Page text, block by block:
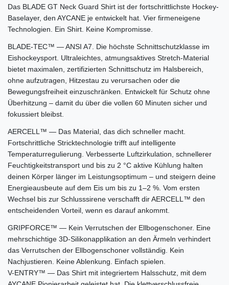
Das BLADE GT Neck Guard Shirt ist der fortschrittlichste Hockey-
Baselayer, den AYCANE je entwickelt hat. Vier firmeneigene
Technologien. Ein Shirt. Keine Kompromisse.
BLADE-TEC™ — ANSI A7. Die höchste Schnittschutzklasse im
Eishockeysport. Ultraleichtes, atmungsaktives Stretch-Material
bietet maximalen, zertifizierten Schnittschutz im Halsbereich,
ohne aufzutragen, Hitzestau zu verursachen oder die
Bewegungsfreiheit einzuschränken. Entwickelt für Schutz ohne
Überhitzung – damit du über die vollen 60 Minuten sicher und
fokussiert bleibst.
AERCELL™ — Das Material, das dich schneller macht.
Fortschrittliche Stricktechnologie trifft auf intelligente
Temperaturregulierung. Verbesserte Luftzirkulation, schnellerer
Feuchtigkeitstransport und bis zu 2 °C aktive Kühlung halten
deinen Körper länger im Leistungsoptimum – und steigern deine
Energieausbeute auf dem Eis um bis zu 1–2 %. Vom ersten
Wechsel bis zur Schlusssirene verschafft dir AERCELL™ den
entscheidenden Vorteil, wenn es darauf ankommt.
GRIPFORCE™ — Kein Verrutschen der Ellbogenschoner. Eine
mehrschichtige 3D-Silikonapplikation an den Ärmeln verhindert
das Verrutschen der Ellbogenschoner vollständig. Kein
Nachjustieren. Keine Ablenkung. Einfach spielen.
V-ENTRY™ — Das Shirt mit integriertem Halsschutz, mit dem